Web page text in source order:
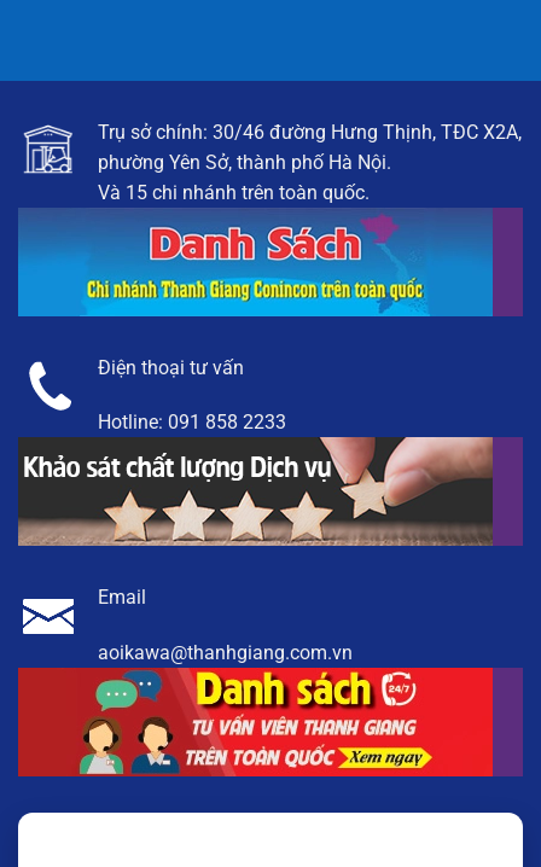
Trụ sở chính: 30/46 đường Hưng Thịnh, TĐC X2A,
phường Yên Sở, thành phố Hà Nội.
Và 15 chi nhánh trên toàn quốc.
Điện thoại tư vấn
Hotline: 091 858 2233
Email
aoikawa@thanhgiang.com.vn